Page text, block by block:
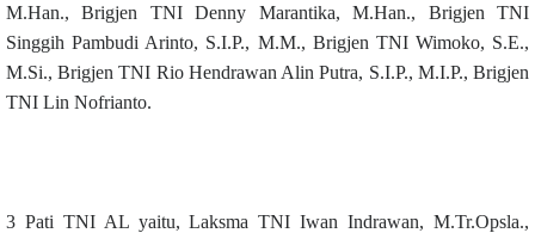
M.Han., Brigjen TNI Denny Marantika, M.Han., Brigjen TNI
Singgih Pambudi Arinto, S.I.P., M.M., Brigjen TNI Wimoko, S.E.,
M.Si., Brigjen TNI Rio Hendrawan Alin Putra, S.I.P., M.I.P., Brigjen
TNI Lin Nofrianto.
3 Pati TNI AL yaitu, Laksma TNI Iwan Indrawan, M.Tr.Opsla.,